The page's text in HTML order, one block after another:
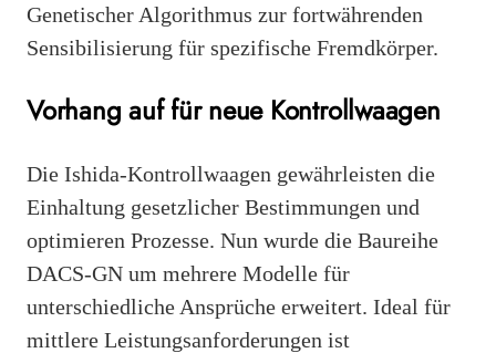
Genetischer Algorithmus zur fortwährenden
Sensibilisierung für spezifische Fremdkörper.
Vorhang auf für neue Kontrollwaagen
Die Ishida-Kontrollwaagen gewährleisten die
Einhaltung gesetzlicher Bestimmungen und
optimieren Prozesse. Nun wurde die Baureihe
DACS-GN um mehrere Modelle für
unterschiedliche Ansprüche erweitert. Ideal für
mittlere Leistungsanforderungen ist